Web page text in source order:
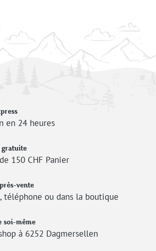
en 24 heures
150 CHF Panier
vente
téléphone ou dans la boutique
soi-même
à 6252 Dagmersellen